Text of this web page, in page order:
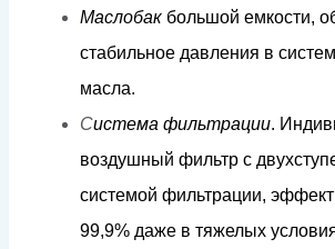
Маслобак большой емкости,
стабильное давления в систем
масла.
Система фильтрации. И ндив
воздушный фильтр с двухс
системой фильтрации, эффект
99,9% даже в тяжелых услови